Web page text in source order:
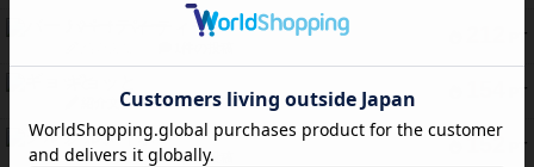
PT
バー！パーティー
PT
紹介文あり 1件の投稿
152 PT
クルティボ
紹介文なし 1件の投稿